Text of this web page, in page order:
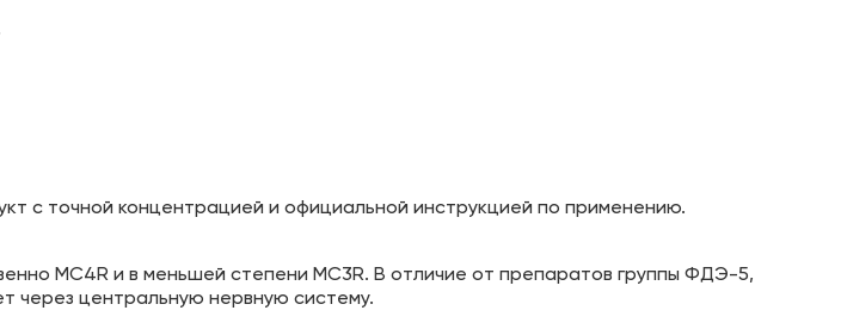
с точной концентрацией и официальной инструкцией по применению.
MC4R и в меньшей степени MC3R. В отличие от препаратов группы ФДЭ-5,
через центральную нервную систему.